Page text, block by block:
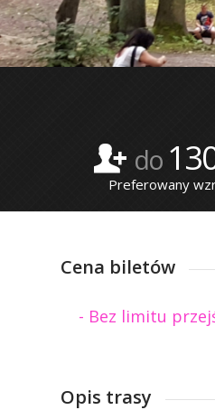
do
Preferowany
Cena biletów
Bez limitu
Opis trasy